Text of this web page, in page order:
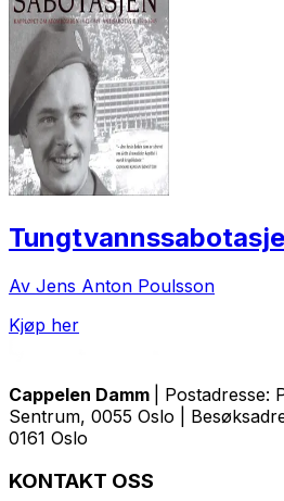
Av Jens Anton Poulsson
Kjøp her
Cappelen Damm
| Postadresse:
Sentrum, 0055 Oslo |
0161 Oslo
KONTAKT OSS